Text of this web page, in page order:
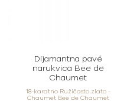
Dijamantna pavé
narukvica Bee de
Chaumet
18-karatno Ružičasto zlato -
Chaumet Bee de Chaumet